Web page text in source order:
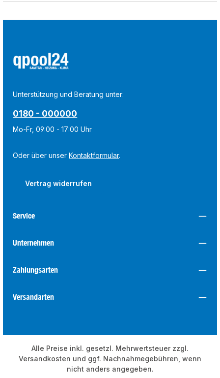
Unterstützung und Beratung unter:
0180 - 000000
Mo-Fr, 09:00 - 17:00 Uhr
Oder über unserKontaktformular.
Vertrag widerrufen
Service
Unternehmen
Zahlungsarten
Versandarten
Alle Preise inkl. gesetzl. Mehrwertsteuer zzgl.
Versandkosten und ggf. Nachnahmegebühren, wenn
nicht anders angegeben.